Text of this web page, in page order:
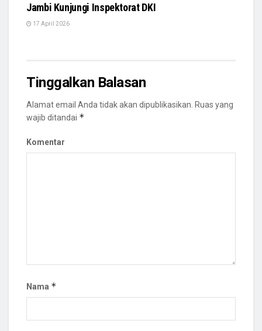
Jambi Kunjungi Inspektorat DKI
17 April 2026
Tinggalkan Balasan
Alamat email Anda tidak akan dipublikasikan. Ruas yang
wajib ditandai *
Komentar
Nama *